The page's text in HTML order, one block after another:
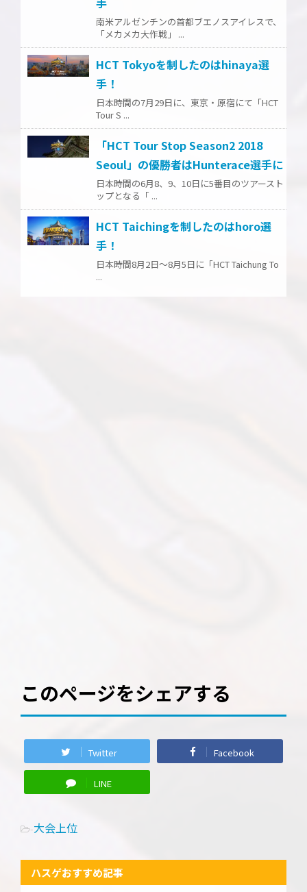
南米アルゼンチンの首都ブエノスアイレスで、
「メカメカ大作戦」 ...
HCT Tokyoを制したのはhinaya選
手！
日本時間の7月29日に、東京・原宿にて「HCT
Tour S ...
「HCT Tour Stop Season2 2018
Seoul」の優勝者はHunterace選手に
日本時間の6月8、9、10日に5番目のツアースト
ップとなる「 ...
HCT Taichingを制したのはhoro選
手！
日本時間8月2日～8月5日に「HCT Taichung To
...
このページをシェアする
Twitter Facebook
LINE
-大会上位
ハスゲおすすめ記事